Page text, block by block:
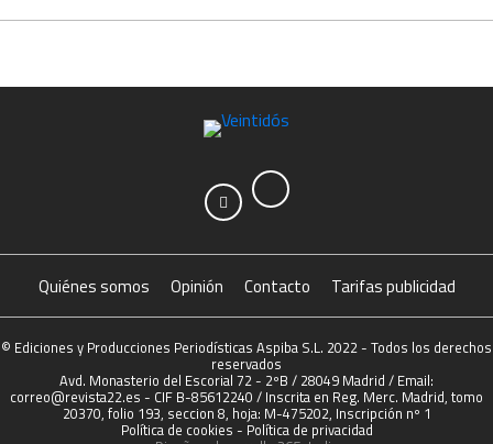
Quiénes somos Opinión Contacto Tarifas publicidad
© Ediciones y Producciones Periodísticas Aspiba S.L. 2022 - Todos los derechos
reservados
Avd. Monasterio del Escorial 72 - 2ºB / 28049 Madrid / Email:
correo@revista22.es - CIF B-85612240 / Inscrita en Reg. Merc. Madrid, tomo
20370, folio 193, seccion 8, hoja: M-475202, Inscripción nº 1
Política de cookies - Política de privacidad